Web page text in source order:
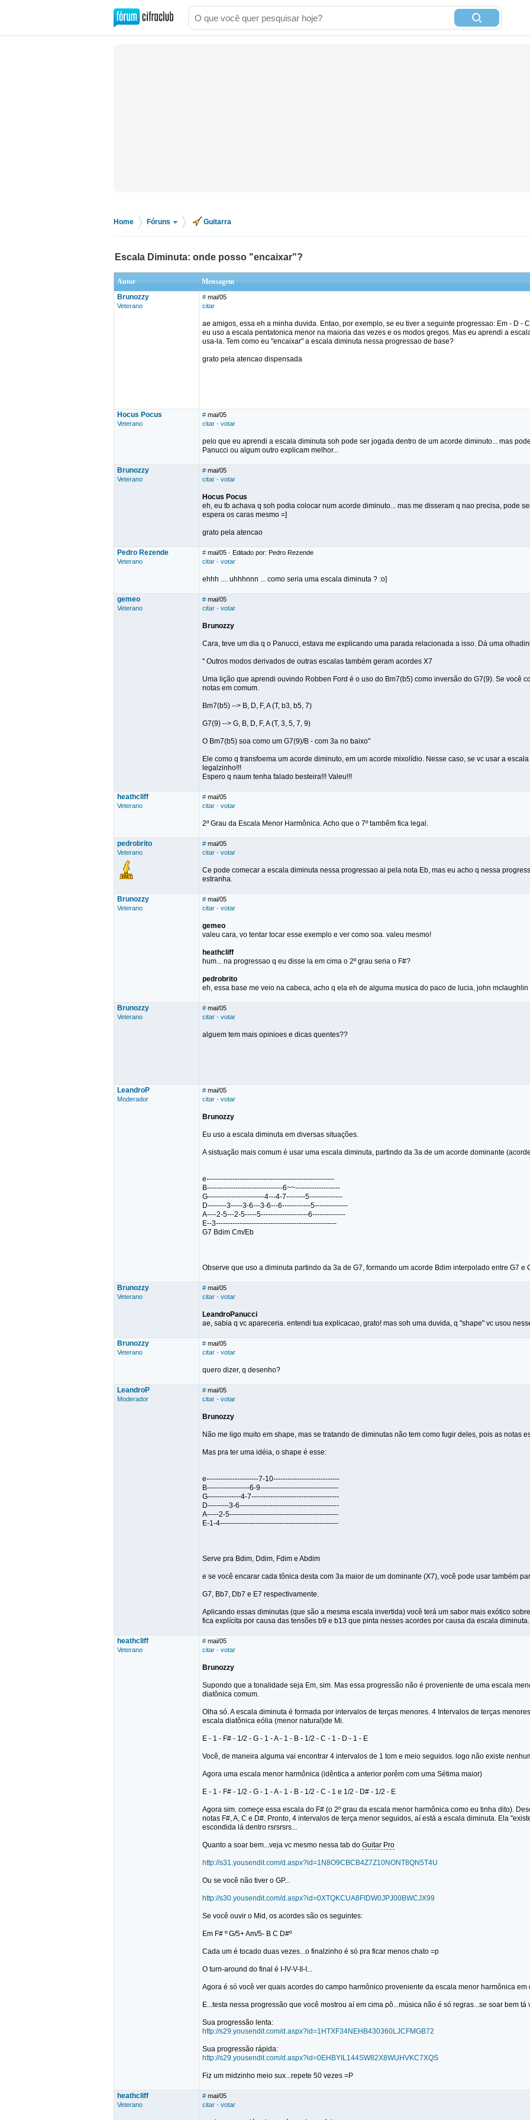
Home Fóruns Guitarra
Escala Diminuta: onde posso "encaixar"?
Autor
Mensagem
Brunozzy
Veterano
# mai/05
citar
ae amigos, essa eh a minha duvida. Entao, por exemplo, se eu tiver a seguinte progressao: Em - D -
eu uso a escala pentatonica menor na maioria das vezes e os modos gregos. Mas eu aprendi a
usa-la. Tem como eu "encaixar" a escala diminuta nessa progressao de base?
grato pela atencao dispensada
Hocus Pocus
Veterano
# mai/05
citar · votar
pelo que eu aprendi a escala diminuta soh pode ser jogada dentro de um acorde diminuto... mas
Panucci ou algum outro explicam melhor...
Brunozzy
Veterano
# mai/05
citar · votar
Hocus Pocus
eh, eu tb achava q soh podia colocar num acorde diminuto... mas me disseram q nao precisa, pode
espera os caras mesmo =]
grato pela atencao
Pedro Rezende
Veterano
# mai/05 · Editado por: Pedro Rezende
citar · votar
ehhh .... uhhhnnn ... como seria uma escala diminuta ? :o]
gemeo
Veterano
# mai/05
citar · votar
Brunozzy
Cara, teve um dia q o Panucci, estava me explicando uma parada relacionada a isso. Dá uma
'' Outros modos derivados de outras escalas também geram acordes X7
Uma lição que aprendi ouvindo Robben Ford é o uso do Bm7(b5) como inversão do G7(9). Se você
notas em comum.
Bm7(b5) --> B, D, F, A (T, b3, b5, 7)
G7(9) --> G, B, D, F, A (T, 3, 5, 7, 9)
O Bm7(b5) soa como um G7(9)/B - com 3a no baixo''
Ele como q transfoema um acorde diminuto, em um acorde mixolídio. Nesse caso, se vc usar a
legalzinho!!!
Espero q naum tenha falado besteira!!! Valeu!!!
heathcliff
Veterano
# mai/05
citar · votar
2º Grau da Escala Menor Harmônica. Acho que o 7º tambêm fica legal.
pedrobrito
Veterano
# mai/05
citar · votar
Ce pode comecar a escala diminuta nessa progressao ai pela nota Eb, mas eu acho q nessa
estranha.
Brunozzy
Veterano
# mai/05
citar · votar
gemeo
valeu cara, vo tentar tocar esse exemplo e ver como soa. valeu mesmo!
heathcliff
hum... na progressao q eu disse la em cima o 2º grau seria o F#?
pedrobrito
eh, essa base me veio na cabeca, acho q ela eh de alguma musica do paco de lucia, john mclaughlin
Brunozzy
Veterano
# mai/05
citar · votar
alguem tem mais opinioes e dicas quentes??
LeandroP
Moderador
# mai/05
citar · votar
Brunozzy
Eu uso a escala diminuta em diversas situações.
A sistuação mais comum é usar uma escala diminuta, partindo da 3a de um acorde dominante
e------------------------------------------------------
B--------------------------------6~~-------------------
G------------------------4---4-7--------5--------------
D--------3-----3-6---3-6---6------------5--------------
A----2-5---2-5-----5--------------------6--------------
E--3---------------------------------------------------
G7 Bdim Cm/Eb
Observe que uso a diminuta partindo da 3a de G7, formando um acorde Bdim interpolado entre G7 e
Brunozzy
Veterano
# mai/05
citar · votar
LeandroPanucci
ae, sabia q vc apareceria. entendi tua explicacao, grato! mas soh uma duvida, q "shape" vc usou
Brunozzy
Veterano
# mai/05
citar · votar
quero dizer, q desenho?
LeandroP
Moderador
# mai/05
citar · votar
Brunozzy
Não me ligo muito em shape, mas se tratando de diminutas não tem como fugir deles, pois as notas
Mas pra ter uma idéia, o shape é esse:
e----------------------7-10----------------------------
B------------------6-9---------------------------------
G--------------4-7-------------------------------------
D---------3-6------------------------------------------
A-----2-5----------------------------------------------
E-1-4--------------------------------------------------
Serve pra Bdim, Ddim, Fdim e Abdim
e se você encarar cada tônica desta com 3a maior de um dominante (X7), você pode usar também
G7, Bb7, Db7 e E7 respectivamente.
Aplicando essas diminutas (que são a mesma escala invertida) você terá um sabor mais exótico
fica explícita por causa das tensões b9 e b13 que pinta nesses acordes por causa da escala
heathcliff
Veterano
# mai/05
citar · votar
Brunozzy
Supondo que a tonalidade seja Em, sim. Mas essa progressão não é proveniente de uma escala
diatônica comum.
Olha só. A escala diminuta é formada por intervalos de terças menores. 4 Intervalos de terças
escala diatônica eólia (menor natural)de Mi.
E - 1 - F# - 1/2 - G - 1 - A - 1 - B - 1/2 - C - 1 - D - 1 - E
Você, de maneira alguma vai encontrar 4 intervalos de 1 tom e meio seguidos. logo não existe
Agora uma escala menor harmônica (idêntica a anterior porêm com uma Sétima maior)
E - 1 - F# - 1/2 - G - 1 - A - 1 - B - 1/2 - C - 1 e 1/2 - D# - 1/2 - E
Agora sim. começe essa escala do F# (o 2º grau da escala menor harmônica como eu tinha dito).
notas F#, A, C e D#. Pronto, 4 intervalos de terça menor seguidos, aí está a escala diminuta. Ela
escondida lá dentro rsrsrsrs...
Quanto a soar bem...veja vc mesmo nessa tab do Guitar Pro
http://s31.yousendit.com/d.aspx?id=1N8O9CBCB4Z7Z10NONT8QN5T4U
Ou se você não tiver o GP...
http://s30.yousendit.com/d.aspx?id=0XTQKCUA8FIDW0JPJ00BWCJX99
Se você ouvir o Mid, os acordes são os seguintes:
Em F# º G/5+ Am/5- B C D#º
Cada um é tocado duas vezes...o finalzinho é só pra ficar menos chato =p
O turn-around do final é I-IV-V-II-I...
Agora é só você ver quais acordes do campo harmônico proveniente da escala menor harmônica
E...testa nessa progressão que você mostrou aí em cima pô...música não é só regras...se soar bem tá
Sua progressão lenta:
http://s29.yousendit.com/d.aspx?id=1HTXF34NEHB430360LJCFMGB72
Sua progressão rápida:
http://s29.yousendit.com/d.aspx?id=0EHBYIL144SW82X8WUHVKC7XQS
Fiz um midzinho meio sux...repete 50 vezes =P
heathcliff
Veterano
# mai/05
citar · votar